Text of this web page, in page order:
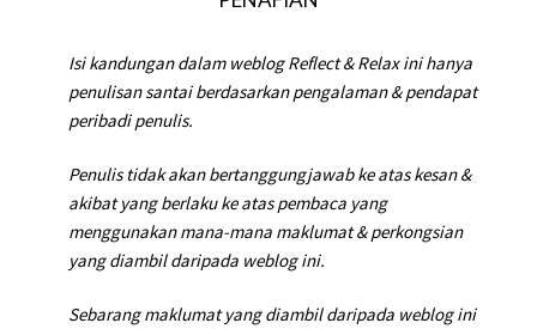
Isi kandungan dalam weblog Reflect & Relax ini hanya
penulisan santai berdasarkan pengalaman & pendapat
peribadi penulis.
Penulis tidak akan bertanggungjawab ke atas kesan &
akibat yang berlaku ke atas pembaca yang
menggunakan mana-mana maklumat & perkongsian
yang diambil daripada weblog ini.
Sebarang maklumat yang diambil daripada weblog ini